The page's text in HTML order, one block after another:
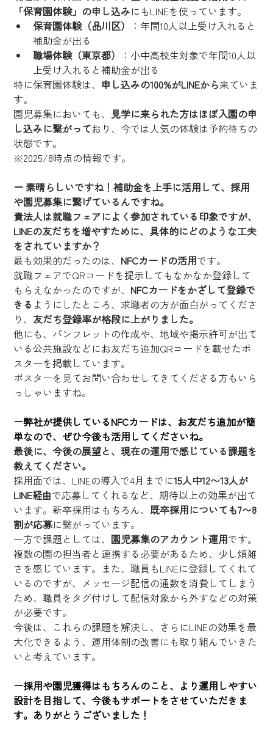
「保育園体験」の申し込みにもLINEを使っています。
保育園体験（品川区）
：年間10人以上受け入れると
補助金が出る
職場体験（東京都）
：小中高校生対象で年間10人以
上受け入れると補助金が出る
特に保育園体験は、 申し込みの100%がLINEから来ていま
す。
園児募集においても、見学に来られた方はほぼ入園の申
し込みに繋がっており、今では人気の体験は予約待ちの
状態です。
※2025/8時点の情報です。
ー 素晴らしいですね！補助金を上手に活用して、採用
や園児募集に繋げているんですね。
貴法人は就職フェアによく参加されている印象ですが、
LINEの友だちを増やすために、具体的にどのような工夫
をされていますか？
最も効果的だったのは、 NFCカードの活用です。
就職フェアでQRコードを提示してもなかなか登録して
もらえなかったのですが、 NFCカードをかざして登録で
きる ようにしたところ、求職者の方が面白がってくださ
り、友だち登録率が格段に上がりました。
他にも、パンフレットの作成や、地域や掲示許可が出て
いる公共施設などにお友だち追加QRコードを載せたポ
スターを掲載しています。
ポスターを見てお問い合わせしてきてくださる方もいら
っしゃいますね。
ー弊社が提供しているNFCカードは、お友だち追加が簡
単なので、ぜひ今後も活用してくださいね。
最後に、今後の展望と、現在の運用で感じている課題を
教えてください。
採用面では、LINEの導入で4月までに15人中12〜13人が
LINE経由で応募してくれるなど、期待以上の効果が出て
います。新卒採用はもちろん、既卒採用についても7〜8
割が応募に繋がっています。
一方で課題としては、 園児募集のアカウント運用です。
複数の園の担当者と連携する必要があるため、少し煩雑
さを感じています。また、職員もLINEに登録してくれて
いるのですが、メッセージ配信の通数を消費してしまう
ため、職員をタグ付けして配信対象から外すなどの対策
が必要です。
今後は、これらの課題を解決し、さらにLINEの効果を最
大化できるよう、運用体制の改善にも取り組んでいきた
いと考えています。
ー採用や園児獲得はもちろんのこと、より運用しやすい
設計を目指して、今後もサポートをさせていただきま
す。ありがとうございました！